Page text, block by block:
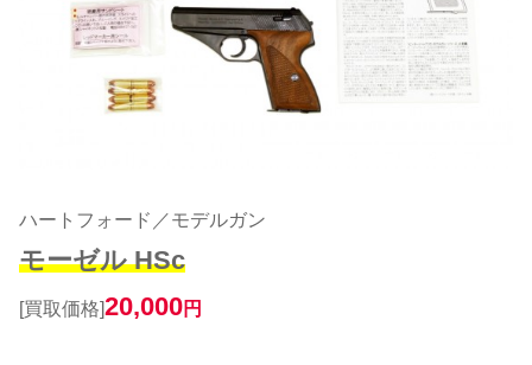
ハートフォード／モデルガン
モーゼル HSc
[買取価格]20,000円